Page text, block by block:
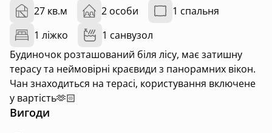
27 кв.м 2 особи
1 спальня
1 ліжко
1 санвузол
Будиночок розташований біля лісу, має затишну
терасу та неймовірні краєвиди з панорамних вікон.
Чан знаходиться на терасі, користування включене
у вартість🫶🏻
Вигоди